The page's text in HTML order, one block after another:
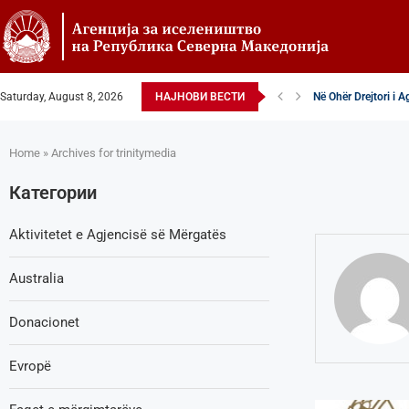
Saturday, August 8, 2026 НАЈНОВИ ВЕСТИ Në Ohër Drejtori i
Home » Archives for trinitymedia
Категории
Aktivitetet e Agjencisë së Мërgatës
Australia
Donacionet
Evropë